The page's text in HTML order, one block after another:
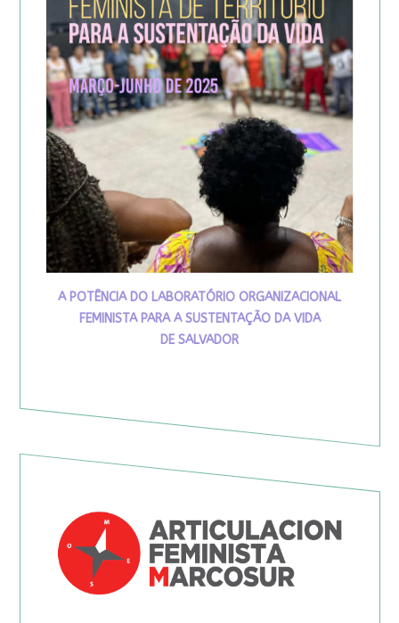
A POTÊNCIA DO LABORATÓRIO ORGANIZACIONAL
FEMINISTA PARA A SUSTENTAÇÃO DA VIDA
DE SALVADOR